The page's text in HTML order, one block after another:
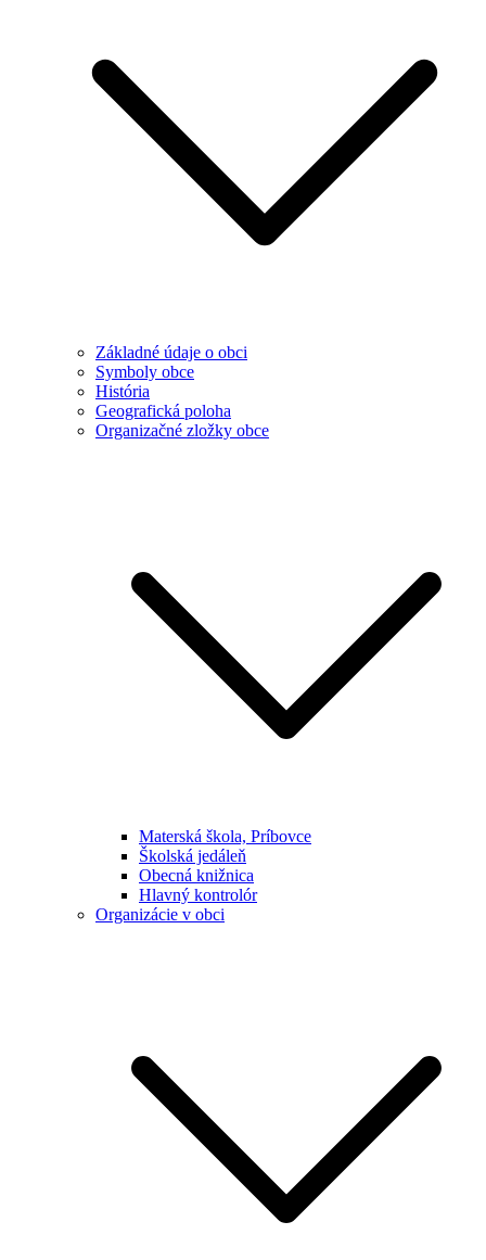
Základné údaje o obci
Symboly obce
História
Geografická poloha
Organizačné zložky obce
Materská škola, Príbovce
Školská jedáleň
Obecná knižnica
Hlavný kontrolór
Organizácie v obci